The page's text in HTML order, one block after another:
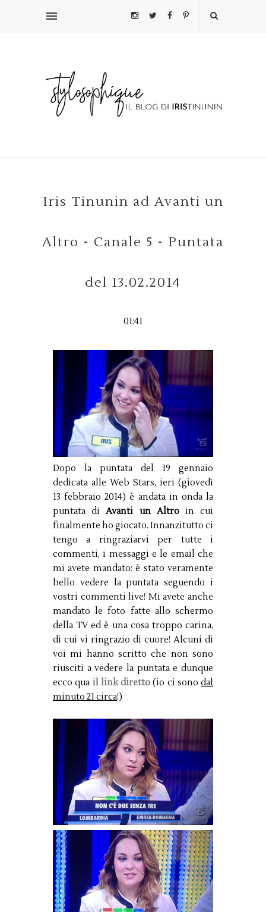
Iris Tinunin ad Avanti un
Altro - Canale 5 - Puntata
del 13.02.2014
01:41
Dopo la puntata del 19 gennaio
dedicata alle Web Stars, ieri (giovedì
13 febbraio 2014) è andata in onda la
puntata diAvanti un Altroin cui
finalmente ho giocato. Innanzitutto ci
tengo a ringraziarvi per tutte i
commenti, i messaggi e le email che
mi avete mandato: è stato veramente
bello vedere la puntata seguendo i
vostri commenti live! Mi avete anche
mandato le foto fatte allo schermo
della TV ed è una cosa troppo carina,
di cui vi ringrazio di cuore! Alcuni di
voi mi hanno scritto che non sono
riusciti a vedere la puntata e dunque
ecco qua il link diretto (io ci sono dal
minuto 21 circa!)